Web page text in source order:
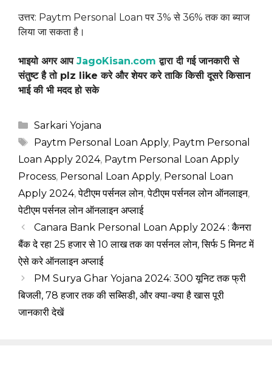
उत्तर: Paytm Personal Loan पर 3% से 36% तक का ब्याज
लिया जा सकता है।
भाइयो अगर आप JagoKisan.com द्वारा दी गई जानकारी से
संतुष्ट है तो plz like करे और शेयर करे ताकि किसी दूसरे किसान
भाई की भी मदद हो सके
Categories
Sarkari Yojana
Tags
Paytm Personal Loan Apply, Paytm Personal
Loan Apply 2024, Paytm Personal Loan Apply
Process, Personal Loan Apply, Personal Loan
Apply 2024,पेटीएम पर्सनल लोन,पेटीएम पर्सनल लोन ऑनलाइन,
पेटीएम पर्सनल लोन ऑनलाइन अप्लाई
Canara Bank Personal Loan Apply 2024 : कैनरा
बैंक दे रहा 25 हजार से 10 लाख तक का पर्सनल लोन, सिर्फ 5 मिनट में
ऐसे करे ऑनलाइन अप्लाई
PM Surya Ghar Yojana 2024: 300 यूनिट तक फ्री
बिजली, 78 हजार तक की सब्सिडी, और क्या-क्या है खास पूरी
जानकारी देखें